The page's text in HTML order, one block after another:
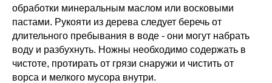
обработки минеральным маслом или восковыми
пастами. Рукояти из дерева следует беречь от
длительного пребывания в воде - они могут набрать
воду и разбухнуть. Ножны необходимо содержать в
чистоте, протирать от грязи снаружи и чистить от
ворса и мелкого мусора внутри.